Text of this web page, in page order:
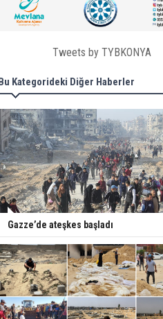
Tweets by TYBKONYA
Bu Kategorideki Diğer Haberler
Gazze’de ateşkes başladı